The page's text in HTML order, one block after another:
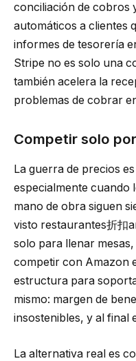
conciliación de cobros
automáticos a clientes
informes de tesorería
Stripe no es solo una
también acelera la
problemas de cobrar
Competir solo
La guerra de precios
especialmente cuando
mano de obra siguen
visto restaurantes折扣
solo para llenar
competir con Amazon
estructura para
mismo: margen de
insostenibles, y al final
La alternativa real es